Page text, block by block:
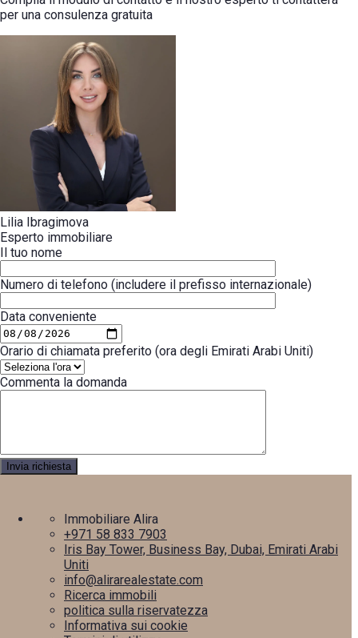
per una consulenza gratuita
Lilia Ibragimova
Esperto immobiliare
Il tuo nome
Numero di telefono (includere il prefisso internazionale)
Data conveniente
Orario di chiamata preferito (ora degli Emirati Arabi Uniti)
Commenta la domanda
Immobiliare Alira
+971 58 833 7903
Iris Bay Tower, Business Bay, Dubai, Emirati Arabi
Uniti
info@alirarealestate.com
Ricerca immobili
politica sulla riservatezza
Informativa sui cookie